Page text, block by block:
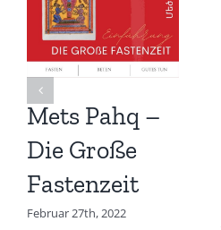
Mets Pahq –
Die Große
Fastenzeit
Februar 27th, 2022